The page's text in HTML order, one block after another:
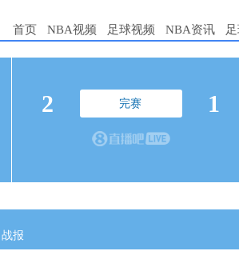
首页 NBA视频 足球视频 NBA资讯
2 完赛 1
战报